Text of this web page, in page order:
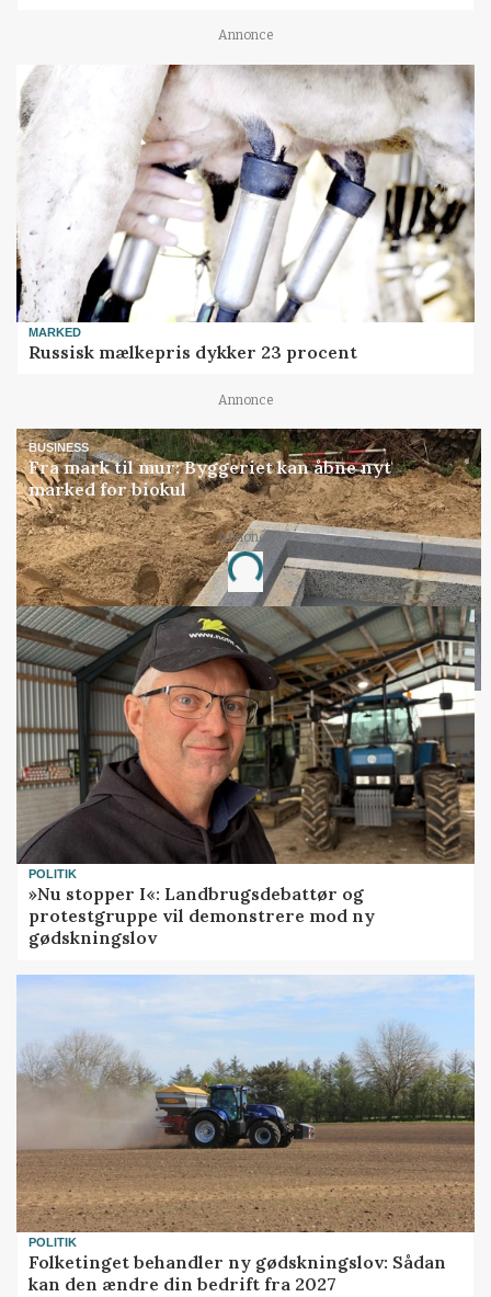
Annonce
MARKED
Russisk mælkepris dykker 23 procent
Annonce
BUSINESS
Fra mark til mur: Byggeriet kan åbne nyt
marked for biokul
Annonce
Loading...
POLITIK
»Nu stopper I«: Landbrugsdebattør og
protestgruppe vil demonstrere mod ny
gødskningslov
POLITIK
Folketinget behandler ny gødskningslov: Sådan
kan den ændre din bedrift fra 2027